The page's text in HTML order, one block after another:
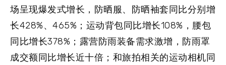
场呈现爆发式增长， 防晒服、防晒袖套 同比分别增
长428%、465%； 运动背包同比增长108%， 腰包
同比增长378%； 露营防雨装备需求激增，防雨罩
成交额同比增长近十倍；和旅拍相关的运动相机同